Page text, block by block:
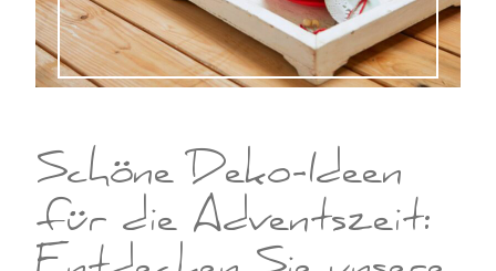
Schöne Deko-Ideen
für die Adventszeit: